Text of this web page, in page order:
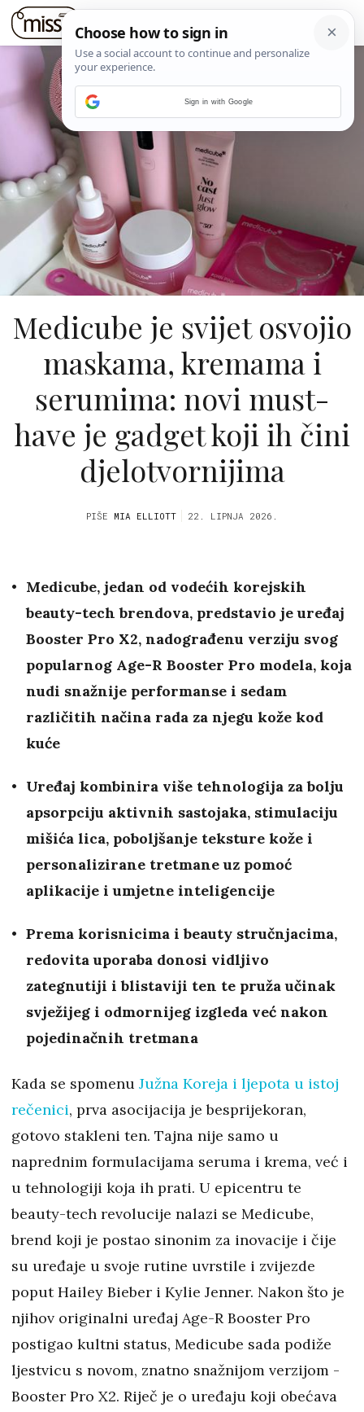
Medicube je svijet osvojio
maskama, kremama i
serumima: novi must-
have je gadget koji ih čini
djelotvornijima
PIŠE MIA ELLIOTT 22. LIPNJA 2026.
Medicube, jedan od vodećih korejskih
beauty-tech brendova, predstavio je uređaj
Booster Pro X2, nadograđenu verziju svog
popularnog Age-R Booster Pro modela, koja
nudi snažnije performanse i sedam
različitih načina rada za njegu kože kod
kuće
Uređaj kombinira više tehnologija za bolju
apsorpciju aktivnih sastojaka, stimulaciju
mišića lica, poboljšanje teksture kože i
personalizirane tretmane uz pomoć
aplikacije i umjetne inteligencije
Prema korisnicima i beauty stručnjacima,
redovita uporaba donosi vidljivo
zategnutiji i blistaviji ten te pruža učinak
svježijeg i odmornijeg izgleda već nakon
pojedinačnih tretmana
Kada se spomenu Južna Koreja i ljepota u istoj
rečenici, prva asocijacija je besprijekoran,
gotovo stakleni ten. Tajna nije samo u
naprednim formulacijama seruma i krema, već i
u tehnologiji koja ih prati. U epicentru te
beauty-tech revolucije nalazi se Medicube,
brend koji je postao sinonim za inovacije i čije
su uređaje u svoje rutine uvrstile i zvijezde
poput Hailey Bieber i Kylie Jenner. Nakon što je
njihov originalni uređaj Age-R Booster Pro
postigao kultni status, Medicube sada podiže
ljestvicu s novom, znatno snažnijom verzijom -
Booster Pro X2. Riječ je o uređaju koji obećava
Sign in with Google